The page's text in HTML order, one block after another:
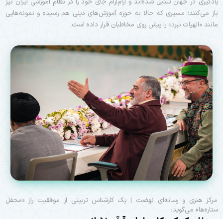
باز می‌کنند؛ مسیری که حالا به حوزه آموزش‌های دینی هم رسیده و نمونه‌هایی
مانند «الهیات نبرد» را پیش روی مخاطبان قرار داده است.
مرکز هنری و رسانه‌ای نهضت | یک کارشناس تربیتی از موفقیت راز «محفل
ستاره‌ها» می‌گوید: